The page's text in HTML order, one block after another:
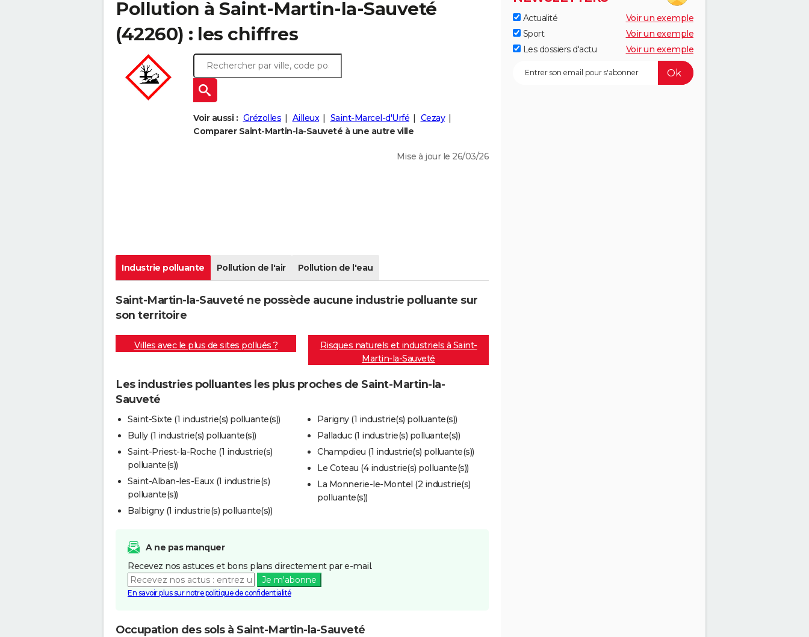
Pollution à Saint-Martin-la-Sauveté
(42260) : les chiffres
Voir aussi : Grézolles Ailleux Saint-Marcel-d'Urfé
Cezay
Comparer Saint-Martin-la-Sauveté à une autre ville
Mise à jour le 26/03/26
Industrie polluante Pollution de l'air Pollution de l'eau
Saint-Martin-la-Sauveté ne possède aucune industrie polluante sur
son territoire
Villes avec le plus de sites pollués ?
Risques naturels et industriels à Saint-
Martin-la-Sauveté
Les industries polluantes les plus proches de Saint-Martin-la-
Sauveté
Saint-Sixte (1 industrie(s) polluante(s))
Bully (1 industrie(s) polluante(s))
Saint-Priest-la-Roche (1 industrie(s)
polluante(s))
Saint-Alban-les-Eaux (1 industrie(s)
polluante(s))
Balbigny (1 industrie(s) polluante(s))
Parigny (1 industrie(s) polluante(s))
Palladuc (1 industrie(s) polluante(s))
Champdieu (1 industrie(s) polluante(s))
Le Coteau (4 industrie(s) polluante(s))
La Monnerie-le-Montel (2 industrie(s)
polluante(s))
A ne pas manquer
Recevez nos astuces et bons plans directement par e-mail.
Je m'abonne
En savoir plus sur notre politique de confidentialité
Occupation des sols à Saint-Martin-la-Sauveté
Actualité
Voir un exemple
Sport
Voir un exemple
Les dossiers d'actu
Voir un exemple